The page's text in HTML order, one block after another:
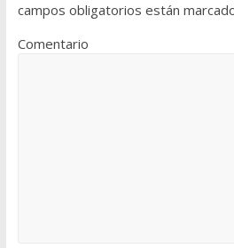
campos obligatorios están
Comentario